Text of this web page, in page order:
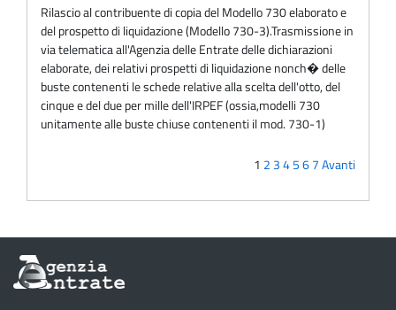
Rilascio al contribuente di copia del Modello 730 elaborato e
del prospetto di liquidazione (Modello 730-3).Trasmissione in
via telematica all'Agenzia delle Entrate delle dichiarazioni
elaborate, dei relativi prospetti di liquidazione nonch� delle
buste contenenti le schede relative alla scelta dell'otto, del
cinque e del due per mille dell'IRPEF (ossia,modelli 730
unitamente alle buste chiuse contenenti il mod. 730-1)
1 2 34567Avanti
Informazioni
sul